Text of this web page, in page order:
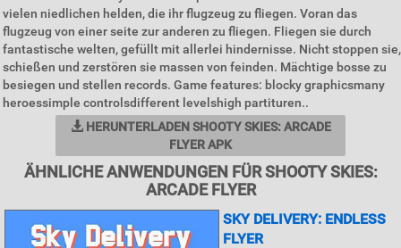
vielen niedlichen helden, die ihr flugzeug zu fliegen. Voran das
flugzeug von einer seite zur anderen zu fliegen. Fliegen sie durch
fantastische welten, gefüllt mit allerlei hindernisse. Nicht stoppen sie,
schießen und zerstören sie massen von feinden. Mächtige bosse zu
besiegen und stellen records. Game features: blocky graphicsmany
heroessimple controlsdifferent levelshigh partituren..
HERUNTERLADEN SHOOTY SKIES: ARCADE
FLYER APK
ÄHNLICHE ANWENDUNGEN FÜR SHOOTY SKIES:
ARCADE FLYER
SKY DELIVERY: ENDLESS
FLYER